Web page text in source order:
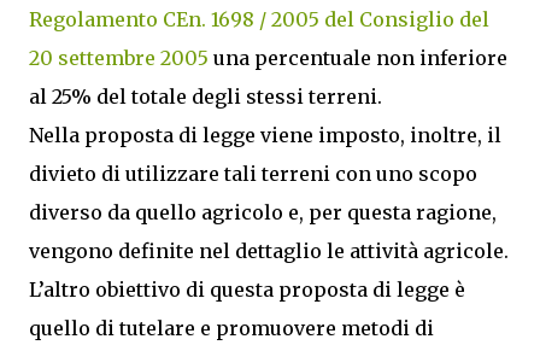
Regolamento CEn. 1698 / 2005 del Consiglio del
20 settembre 2005 una percentuale non inferiore
al 25% del totale degli stessi terreni.
Nella proposta di legge viene imposto, inoltre, il
divieto di utilizzare tali terreni con uno scopo
diverso da quello agricolo e, per questa ragione,
vengono definite nel dettaglio le attività agricole.
L’altro obiettivo di questa proposta di legge è
quello di tutelare e promuovere metodi di